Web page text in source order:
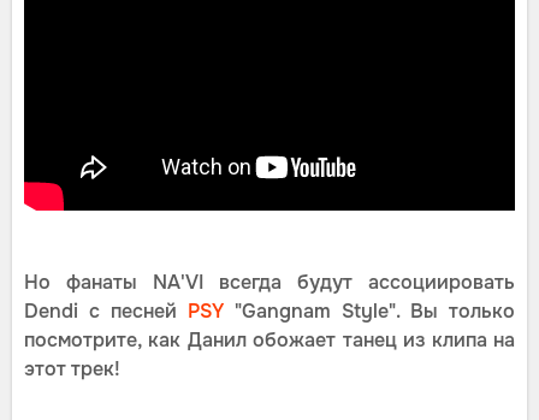
Но фанаты NA'VI всегда будут ассоциировать
Dendi с песней PSY "Gangnam Style". Вы только
посмотрите, как Данил обожает танец из клипа на
этот трек!